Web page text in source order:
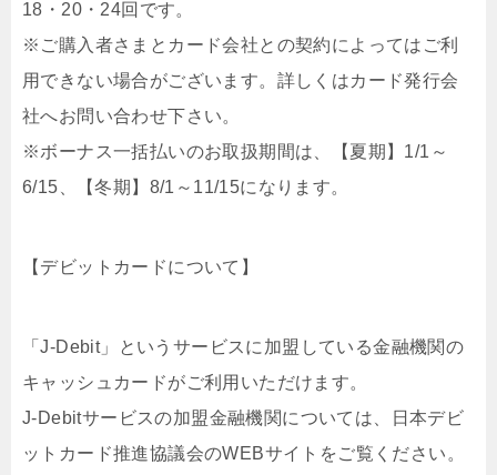
18・20・24回です。
※ご購入者さまとカード会社との契約によってはご利
用できない場合がございます。詳しくはカード発行会
社へお問い合わせ下さい。
※ボーナス一括払いのお取扱期間は、【夏期】1/1～
6/15、【冬期】8/1～11/15になります。
【デビットカードについて】
「J-Debit」というサービスに加盟している金融機関の
キャッシュカードがご利用いただけます。
J-Debitサービスの加盟金融機関については、日本デビ
ットカード推進協議会のWEBサイトをご覧ください。